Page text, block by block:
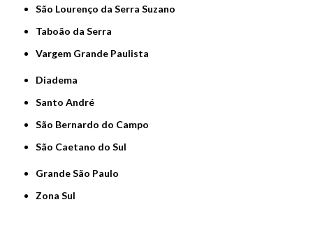
São Lourenço da Serra Suzano
Taboão da Serra
Vargem Grande Paulista
Diadema
Santo André
São Bernardo do Campo
São Caetano do Sul
Grande São Paulo
Zona Sul